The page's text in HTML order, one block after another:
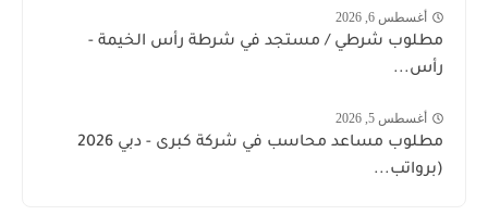
أغسطس 6, 2026
مطلوب شرطي / مستجد في شرطة رأس الخيمة -
رأس...
أغسطس 5, 2026
مطلوب مساعد محاسب في شركة كبرى - دبي 2026
(برواتب...